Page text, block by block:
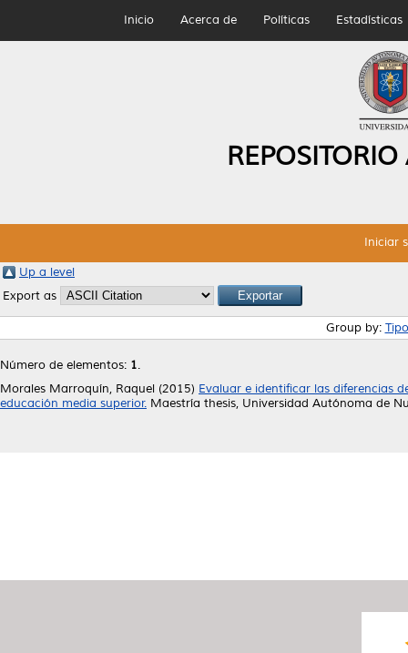
Inicio Acerca de Políticas Estadísticas
Iniciar
Up a level
Export as
Group by:
Número de elementos: 1.
Morales Marroquín, Raquel (2015) Evaluar e identificar las diferencias
educación media superior. Maestría thesis, Universidad Autónoma de